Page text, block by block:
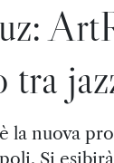
tra
la nuova
Si